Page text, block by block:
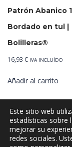
Patrón Abanico
Bordado en tul |
Bolilleras®
16,93 € IVA INCLUÍDO
Añadir al carrito
Este sitio web
estadísticas sobre
mejorar su
redes sociales.